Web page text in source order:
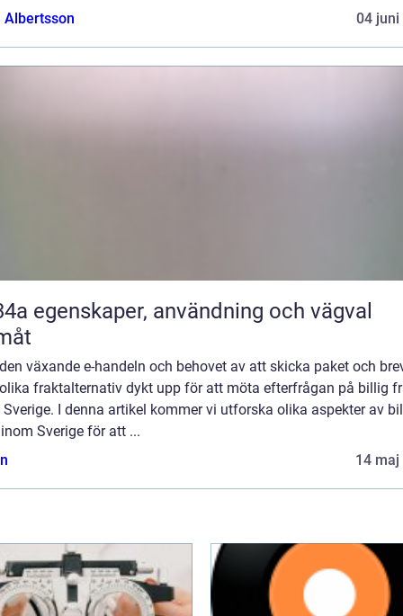
Albertsson
04 juni
och vägval
växande e-handeln och behovet av att skicka paket och
fraktalternativ dykt upp för att möta efterfrågan på billig
I denna artikel kommer vi utforska olika aspekter av
Sverige för att ...
14 maj